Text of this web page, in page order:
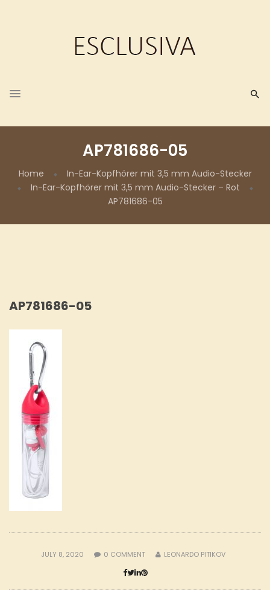
AP781686-05
Home
In-Ear-Kopfhörer mit 3,5 mm Audio-Stecker
In-Ear-Kopfhörer mit 3,5 mm Audio-Stecker – Rot
AP781686-05
AP781686-05
JULY 8, 2020 0 COMMENT LEONARDO PITIKOV